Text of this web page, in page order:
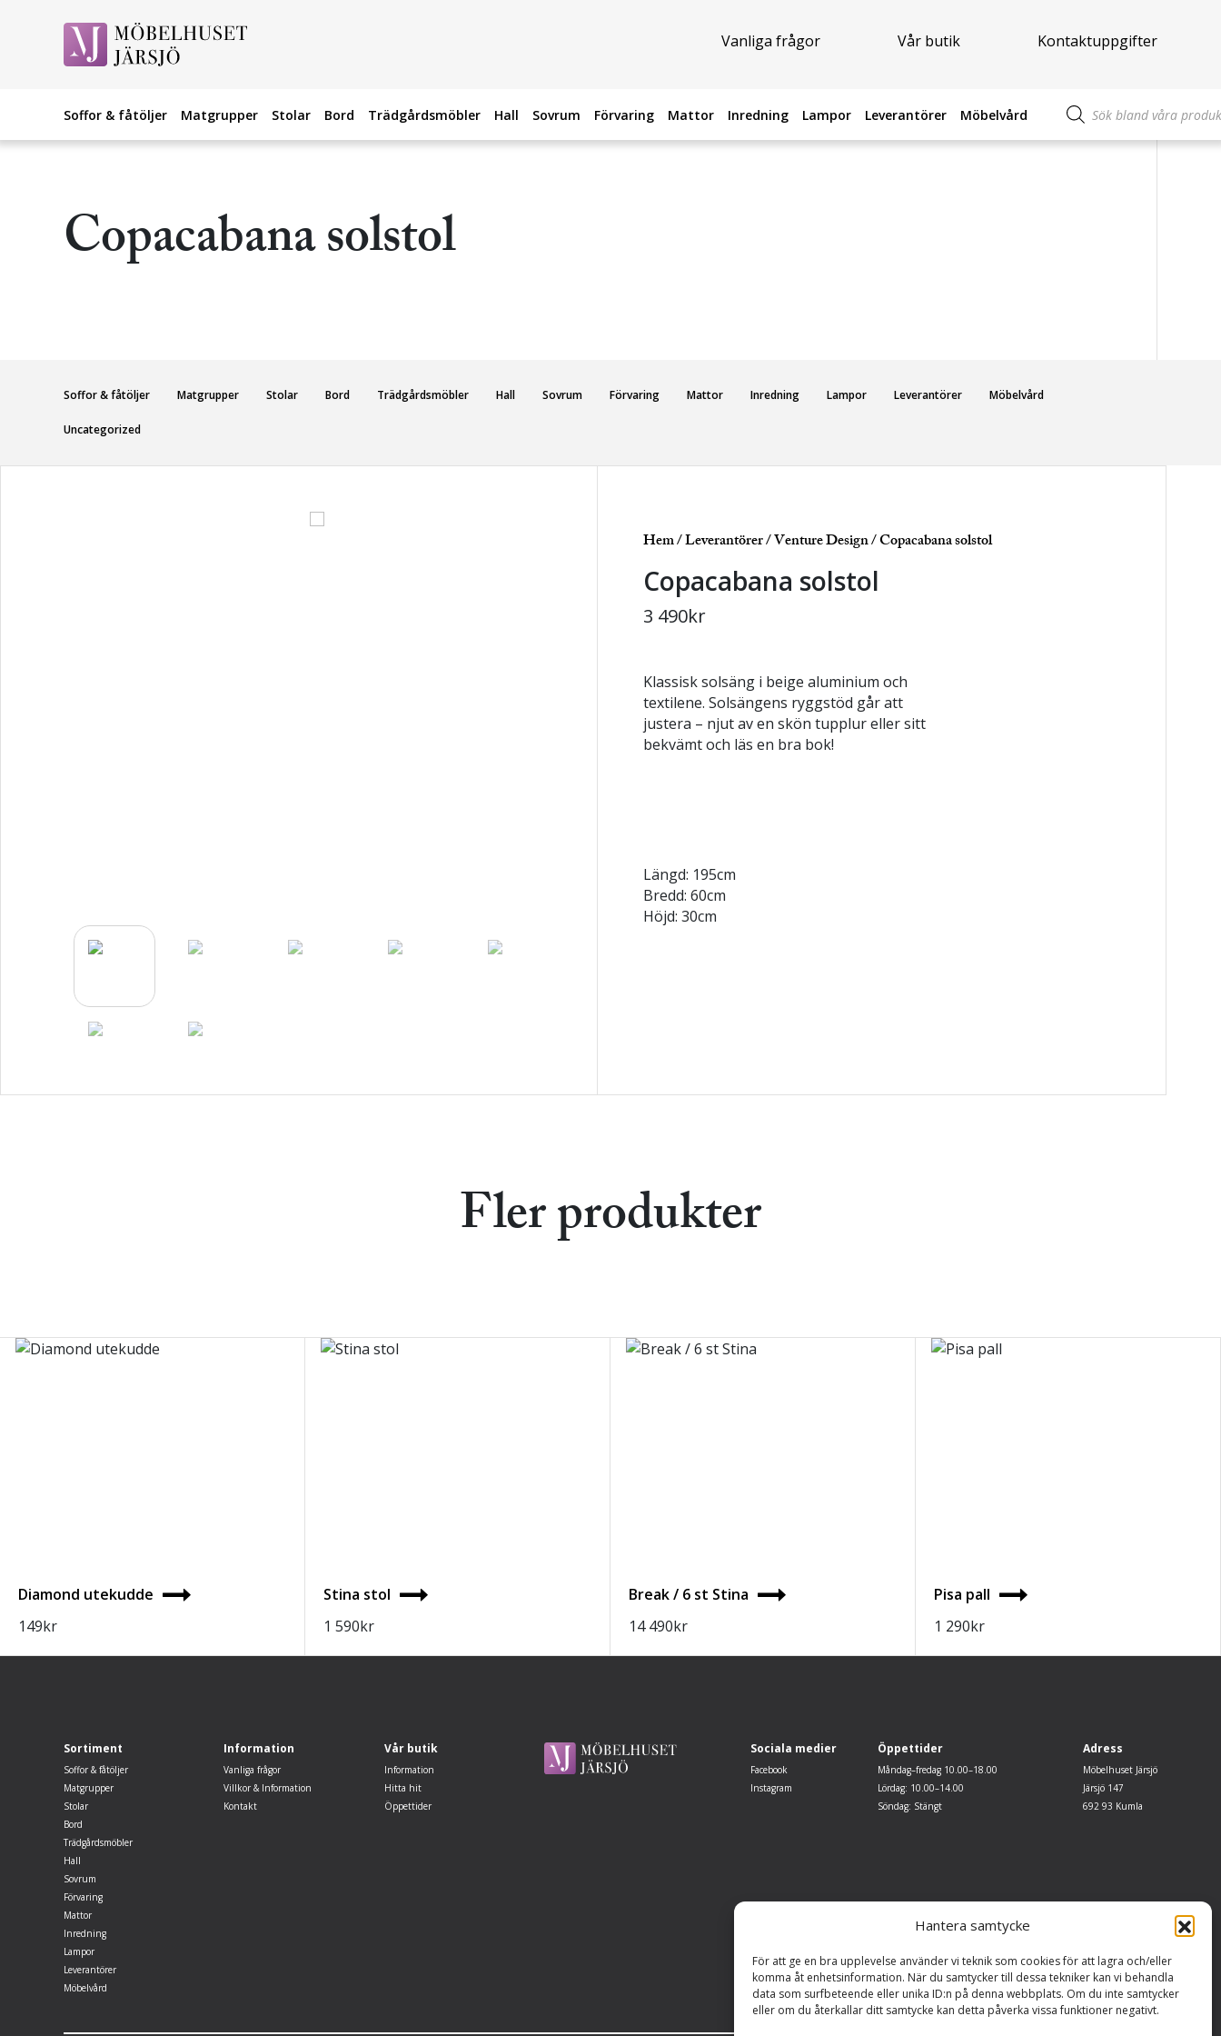
Hantera samtycke
För att ge en bra upplevelse använder vi teknik som cookies för att lagra och/eller
komma åt enhetsinformation. När du samtycker till dessa tekniker kan vi behandla
data som surfbeteende eller unika ID:n på denna webbplats. Om du inte samtycker
eller om du återkallar ditt samtycke kan detta påverka vissa funktioner negativt.
Vanliga frågor Vår butik Kontaktuppgifter
Soffor & fåtöljer Matgrupper Stolar Bord Trädgårdsmöbler Hall Sovrum Förvaring Mattor Inredning Lampor Leverantörer Möbelvård
Produktsökning
Copacabana solstol
Soffor & fåtöljer Matgrupper Stolar Bord Trädgårdsmöbler Hall Sovrum Förvaring Mattor Inredning Lampor Leverantörer Möbelvård
Uncategorized
Hem/Leverantörer/ Venture Design/ Copacabana solstol
Copacabana solstol
3 490kr
Klassisk solsäng i beige aluminium och
textilene. Solsängens ryggstöd går att
justera – njut av en skön tupplur eller sitt
bekvämt och läs en bra bok!
Längd: 195cm
Bredd: 60cm
Höjd: 30cm
Fler produkter
Diamond utekudde
149kr
Stina stol
1 590kr
Break / 6 st Stina
14 490kr
Pisa pall
1 290kr
Sortiment
Soffor & fåtöljer
Matgrupper
Stolar
Bord
Trädgårdsmöbler
Hall
Sovrum
Förvaring
Mattor
Inredning
Lampor
Leverantörer
Möbelvård
Information
Vanliga frågor
Villkor & Information
Kontakt
Vår butik
Information
Hitta hit
Öppettider
Sociala medier
Facebook
Instagram
Öppettider
Måndag–fredag 10.00–18.00
Lördag: 10.00–14.00
Söndag: Stängt
Adress
Möbelhuset Järsjö
Järsjö 147
692 93 Kumla